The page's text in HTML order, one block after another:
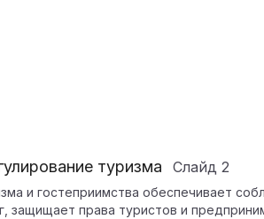
туризма Слайд 2
и гостеприимства обеспечивает
защищает права туристов и